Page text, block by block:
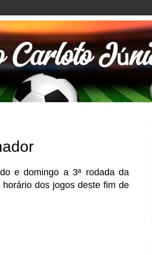
e domingo a 3ª rodada da
dos jogos deste fim de